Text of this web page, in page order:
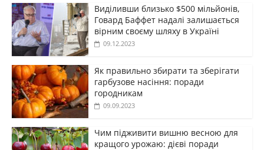
Виділивши близько $500 мільйонів,
Говард Баффет надалі залишається
вірним своєму шляху в Україні
09.12.2023
Як правильно збирати та зберігати
гарбузове насіння: поради
городникам
09.09.2023
Чим підживити вишню весною для
кращого урожаю: дієві поради